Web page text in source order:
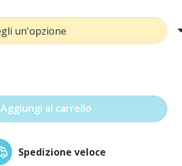
Aggiungi al carrello
Spedizione veloce